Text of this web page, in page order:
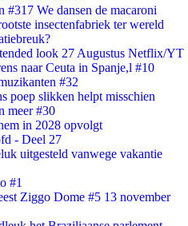
We dansen de macaroni
insectenfabriek ter wereld
look 27 Augustus Netflix/YT
naar Ceuta in Spanje,l #10
#32
poep slikken helpt misschien
meer #30
in 2028 opvolgt
- Deel 27
uitgesteld vanwege vakantie
#1
Ziggo Dome #5 13 november